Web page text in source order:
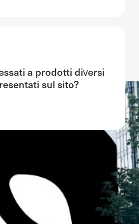
a prodotti diversi
sul sito?